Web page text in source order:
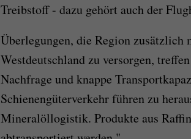
Treibstoff - dazu gehört auch der
Überlegungen, die Region zusätzlich
Westdeutschland zu versorgen,
Nachfrage und knappe
Schienengüterverkehr führen zu
Mineralöllogistik. Produkte aus